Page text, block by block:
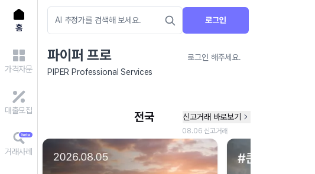
홈
가격자문
대출모집
거래사례
로그인
파이퍼 프로
로그인 해주세요.
PIPER Professional Services